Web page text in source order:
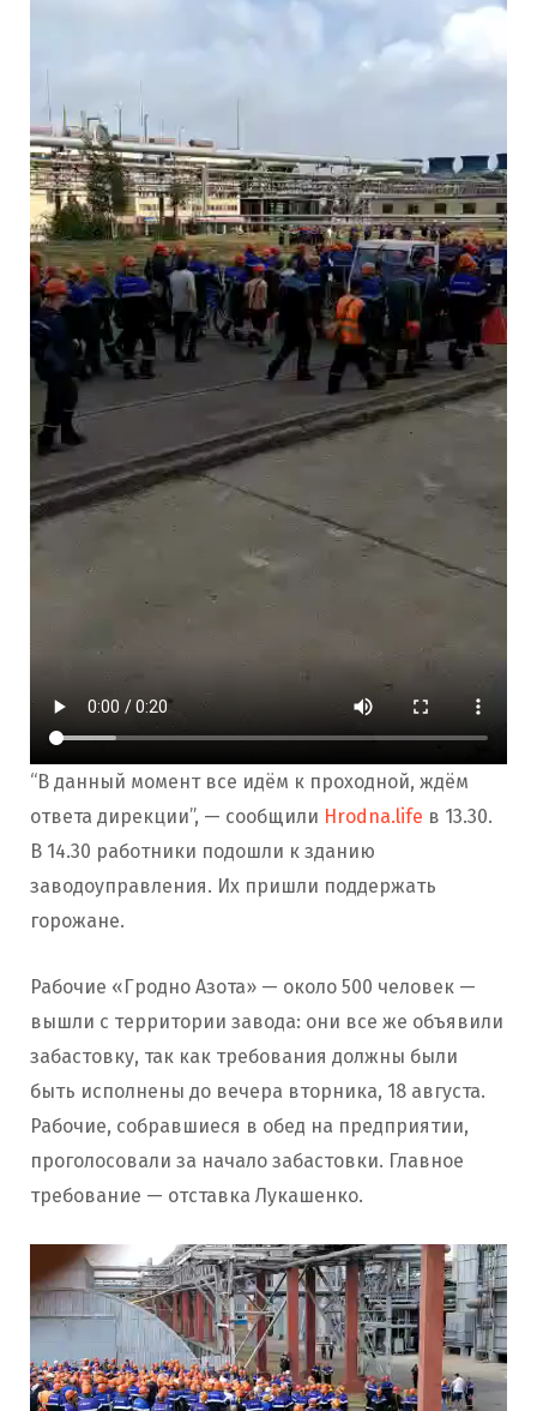
“В данный момент все идём к проходной, ждём
ответа дирекции”, — сообщили Hrodna.life в 13.30.
В 14.30 работники подошли к зданию
заводоуправления. Их пришли поддержать
горожане.
Рабочие «Гродно Азота» — около 500 человек —
вышли с территории завода: они все же объявили
забастовку, так как требования должны были
быть исполнены до вечера вторника, 18 августа.
Рабочие, собравшиеся в обед на предприятии,
проголосовали за начало забастовки. Главное
требование — отставка Лукашенко.